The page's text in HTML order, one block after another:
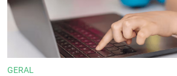
GERAL